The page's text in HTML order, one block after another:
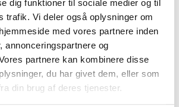
dig funktioner til sociale medier og til
trafik. Vi deler også oplysninger om
med vores partnere inden
annonceringspartnere og
partnere kan kombinere disse
du har givet dem, eller som
din brug af deres tjenester.
udvalg af kendte
et stort udvalg af kendte
vitaminer og andre spændende
– altid til fast lav pris.
mere om Uglecare.dk her